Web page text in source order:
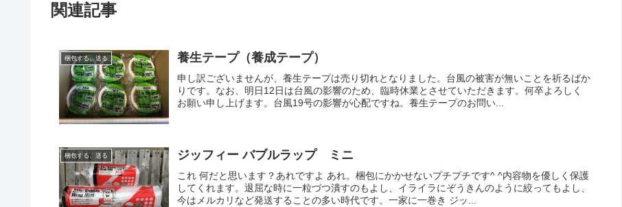
関連記事
梱包する、送る 養生テープ（養成テープ）
申し訳ございませんが、養生テープは売り切れとなりました。台風の被害が無いことを祈るばか
りです。なお、明日12日は台風の影響のため、臨時休業とさせていただきます。何卒よろしく
お願い申し上げます。台風19号の影響が心配ですね。養生テープのお問い...
梱包する、送る ジッフィー バブルラップ ミニ
これ 何だと思います？あれですよ あれ。梱包にかかせないプチプチです^ ^内容物を優しく保護
してくれます。退屈な時に一粒づつ潰すのもよし、イライラにぞうきんのように絞ってもよし、
今はメルカリなど発送することの多い時代です。一家に一巻き ジッ...